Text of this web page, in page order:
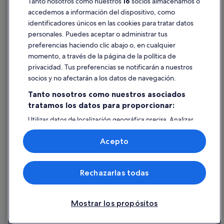
Ayuda
Cancelar un vuelo
Cancelar una reserva de hotel o de un alquiler vacacional
Utilizar un cupón de Expedia
Documentos para viajes internacionales
© 2026 Expedia, Inc., una empresa de Expedia Group. Todos los
derechos reservados. Expedia y el logotipo de Expedia son marcas
comerciales o marcas comerciales registradas de Expedia, Inc.
accedemos a información del dispositivo, como
identificadores únicos en las cookies para tratar datos
personales. Puedes aceptar o administrar tus
preferencias haciendo clic abajo o, en cualquier
momento, a través de la página de la política de
privacidad. Tus preferencias se notificarán a nuestros
socios y no afectarán a los datos de navegación.
Tanto nosotros como nuestros asociados
tratamos los datos para proporcionar:
Utilizar datos de localización geográfica precisa. Analizar
activamente las características del dispositivo para su
identificación. Almacenar la información en un dispositivo
y/o acceder a ella. Publicidad y contenido personalizados,
medición de publicidad y contenido, investigación de
audiencia y desarrollo de servicios.
Lista de asociados (proveedores)
Mostrar los propósitos
Rechazarlas todas
Acepto